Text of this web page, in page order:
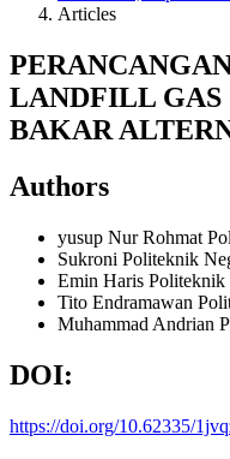
Articles
LANDFILL GAS
BAKAR
Authors
yusup Nur Rohmat
Sukroni Politeknik
Emin Haris Politeknik
Tito Endramawan
Muhammad Andrian
DOI:
https://doi.org/10.62335/